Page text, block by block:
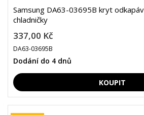
Samsung DA63-03695B kryt
chladničky
337,00 Kč
DA63-03695B
Dodání do 4 dnů